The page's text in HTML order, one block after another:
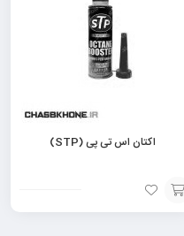
اکتان اس تی پی (STP)
افزودن